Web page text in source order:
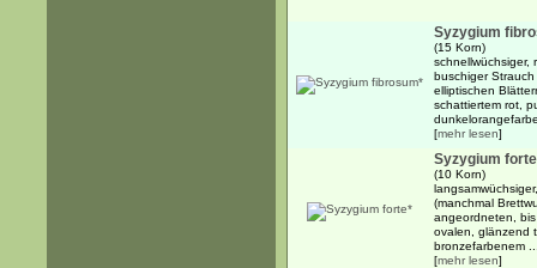
Syzygium
(15 Korn)
schnellwüchsiger,
buschiger
elliptischen
schattiertem rot,
[mehr lesen]
Syzygium
(10 Korn)
(manchmal
angeordneten,
ovalen, glänzend
bronzefarbenem
[mehr lesen]